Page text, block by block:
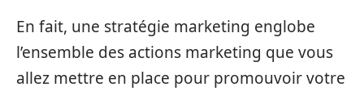
En fait, une stratégie marketing englobe
l’ensemble des actions marketing que vous
allez mettre en place pour promouvoir votre